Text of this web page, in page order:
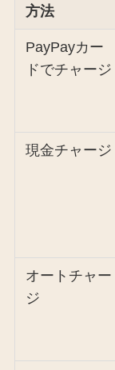
方法
PayPayカー
ドでチャージ
現金チャージ
オートチャー
ジ